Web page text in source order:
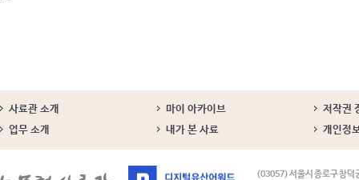
사료관 소개 마이 아카이브
저작권
업무 소개
내가 본 사료 개인정
(03057) 서울시 종로구 창덕